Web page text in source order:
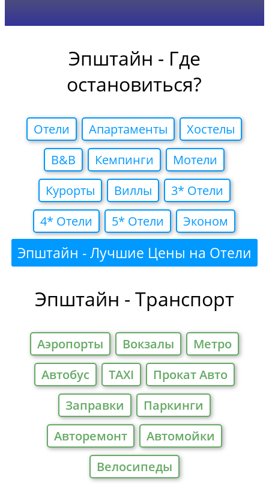
Эпштайн - Где
остановиться?
Отели Апартаменты
Хостелы
B&B
Кемпинги
Мотели
Курорты
Виллы
3* Отели
4* Отели
5* Отели Эконом
Эпштайн - Лучшие Цены на Отели
Эпштайн - Транспорт
Аэропорты Вокзалы
Метро
Автобус
TAXI
Прокат Авто
Заправки
Паркинги
Авторемонт
Автомойки
Велосипеды